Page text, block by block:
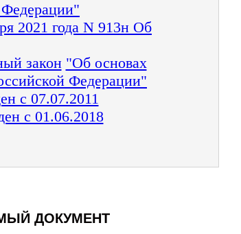
2021 года N 913н Об
закон "Об основах
Федерации"
с 07.07.2011
с 01.06.2018
ДОКУМЕНТ